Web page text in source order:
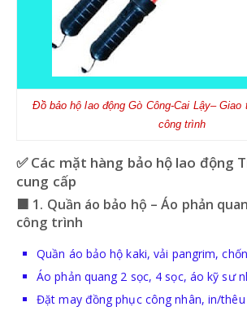
Đồ bảo hộ lao độngGò Công-Cai Lậy– Giao
công trình
✅ Các mặt hàng bảo hộ lao động
cung cấp
🟧 1. Quần áo bảo hộ – Áo phản
công trình
Quần áo bảo hộ kaki, vải pangrim,
Áo phản quang 2 sọc, 4 sọc, áo kỹ sư
Đặt may đồng phục công nhân, in/